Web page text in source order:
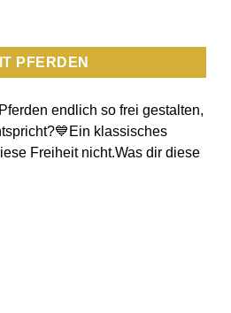
PFERDEN
endlich so frei gestalten,
klassisches
Freiheit nicht.Was dir diese